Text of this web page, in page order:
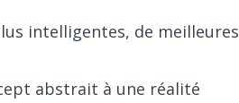
intelligentes, de meilleures
abstrait à une réalité